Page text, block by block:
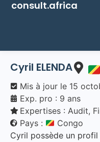
consult.africa
Cyril ELENDA
Mis à jour le 15
Exp. pro : 9 ans
Expertises : Audit,
Pays :
Congo
Cyril possède un